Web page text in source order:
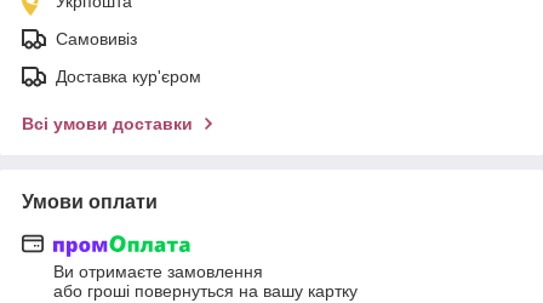
Самовивіз
Доставка кур'єром
Всі умови доставки
Умови оплати
Ви отримаєте замовлення
або гроші повернуться на вашу картку